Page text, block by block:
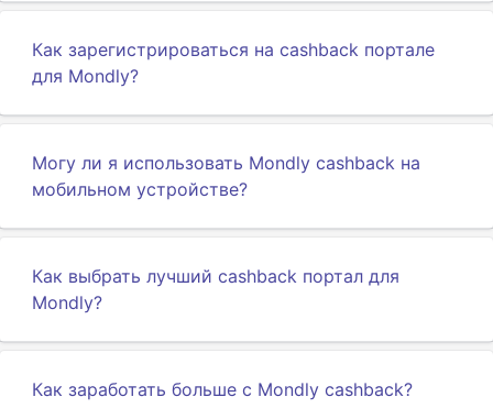
Как зарегистрироваться на cashback портале
для Mondly?
Могу ли я использовать Mondly cashback на
мобильном устройстве?
Как выбрать лучший cashback портал для
Mondly?
Как заработать больше с Mondly cashback?